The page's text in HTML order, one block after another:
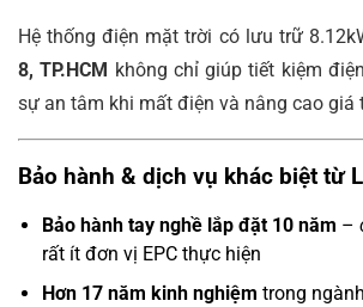
Hệ thống điện mặt trời có lưu trữ
8, TP.HCM không chỉ giúp tiết kiệm
sự an tâm khi mất điện và nâng cao giá
Bảo hành & dịch vụ khác biệt từ
Bảo hành tay nghề lắp đặt 10 năm –
rất ít đơn vị EPC thực hiện
Hơn 17 năm kinh nghiệm trong